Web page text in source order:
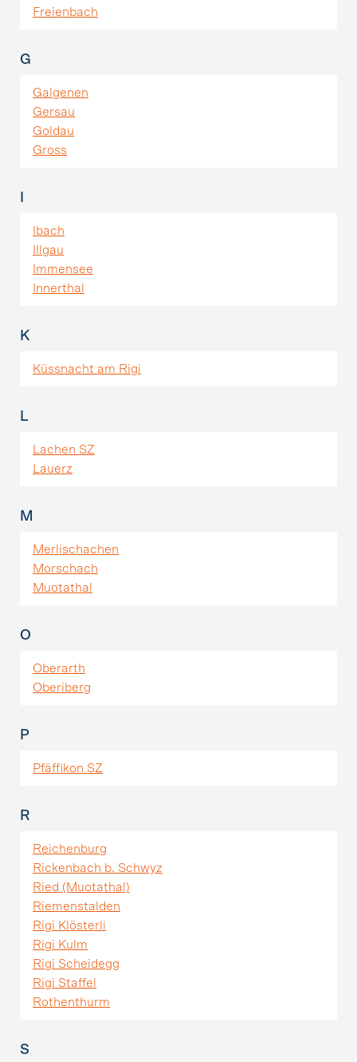
Freienbach
G
Galgenen
Gersau
Goldau
Gross
Ibach
Illgau
Immensee
Innerthal
K
Küssnacht am Rigi
L
Lachen SZ
Lauerz
M
Merlischachen
Morschach
Muotathal
O
Oberarth
Oberiberg
P
Pfäffikon SZ
R
Reichenburg
Rickenbach b. Schwyz
Ried (Muotathal)
Riemenstalden
Rigi Klösterli
Rigi Kulm
Rigi Scheidegg
Rigi Staffel
Rothenthurm
S